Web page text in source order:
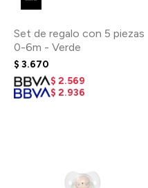
Set de regalo con 5 piezas
0-6m - Verde
$ 3.670
$ 2.569
$ 2.936